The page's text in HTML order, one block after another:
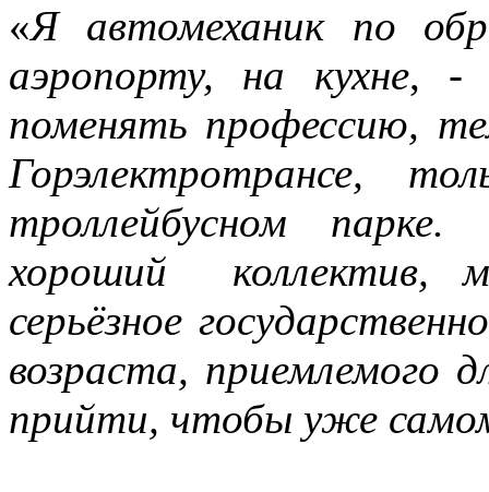
«Я автомеханик по
аэропорту, на кухне, -
поменять профессию,
Горэлектротрансе,
троллейбусном
хороший коллектив,
серьёзное
возраста, приемлемого
прийти, чтобы уже